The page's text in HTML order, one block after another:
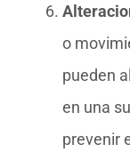
o
pueden
en una
prevenir